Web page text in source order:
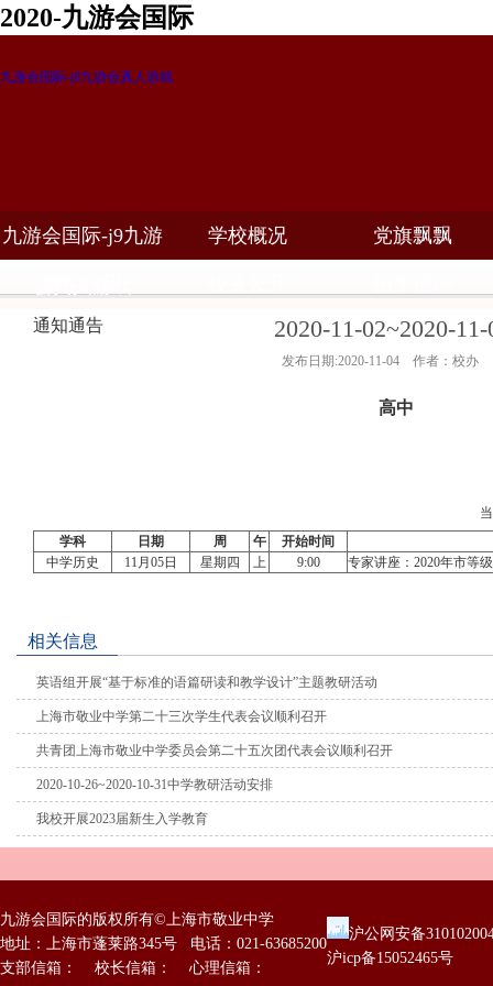
2020-九游会国际
九游会国际-j9九游会真人游戏
九游会国际-j9九游 学校概况 党旗飘飘
通知通告 2020-11-02~2020-
发布日期:2020-11-04 作者：校办
高中
学科 日期 周 午
开始时间
中学历史
11月05日 星期四 上 9:00 专家讲座：2020年市等
相关信息
英语组开展“基于标准的语篇研读和教学设计”主题教研活动
上海市敬业中学第二十三次学生代表会议顺利召开
共青团上海市敬业中学委员会第二十五次团代表会议顺利召开
2020-10-26~2020-10-31中学教研活动安排
我校开展2023届新生入学教育
九游会国际的版权所有©上海市敬业中学
地址：上海市蓬莱路345号 电话：021-63685200
支部信箱： 校长信箱： 心理信箱：
沪公网安备
沪icp备15052465号